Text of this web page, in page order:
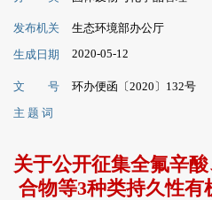
发布机关
生态环境部办公厅
生成日期
2020-05-12
文 号
环办便函〔2020〕132号
主 题 词
关于公开征集全氟辛
合物等3种类持久性